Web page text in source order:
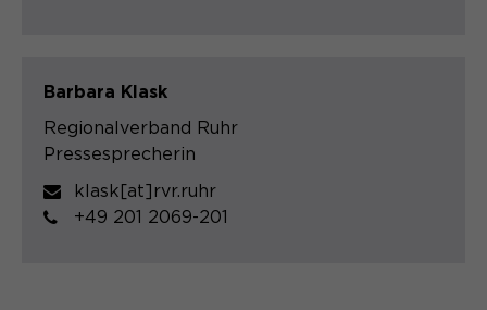
Barbara Klask
Regionalverband Ruhr
Pressesprecherin
klask[at]rvr.ruhr
+49 201 2069-201